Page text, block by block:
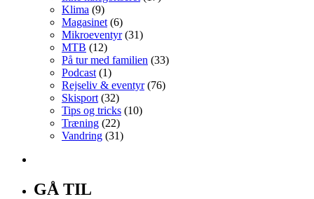
Klima (9)
Magasinet (6)
Mikroeventyr(31)
MTB (12)
På tur med familien (33)
Podcast (1)
Rejseliv & eventyr(76)
Skisport (32)
Tips og tricks (10)
Træning (22)
Vandring (31)
GÅ TIL